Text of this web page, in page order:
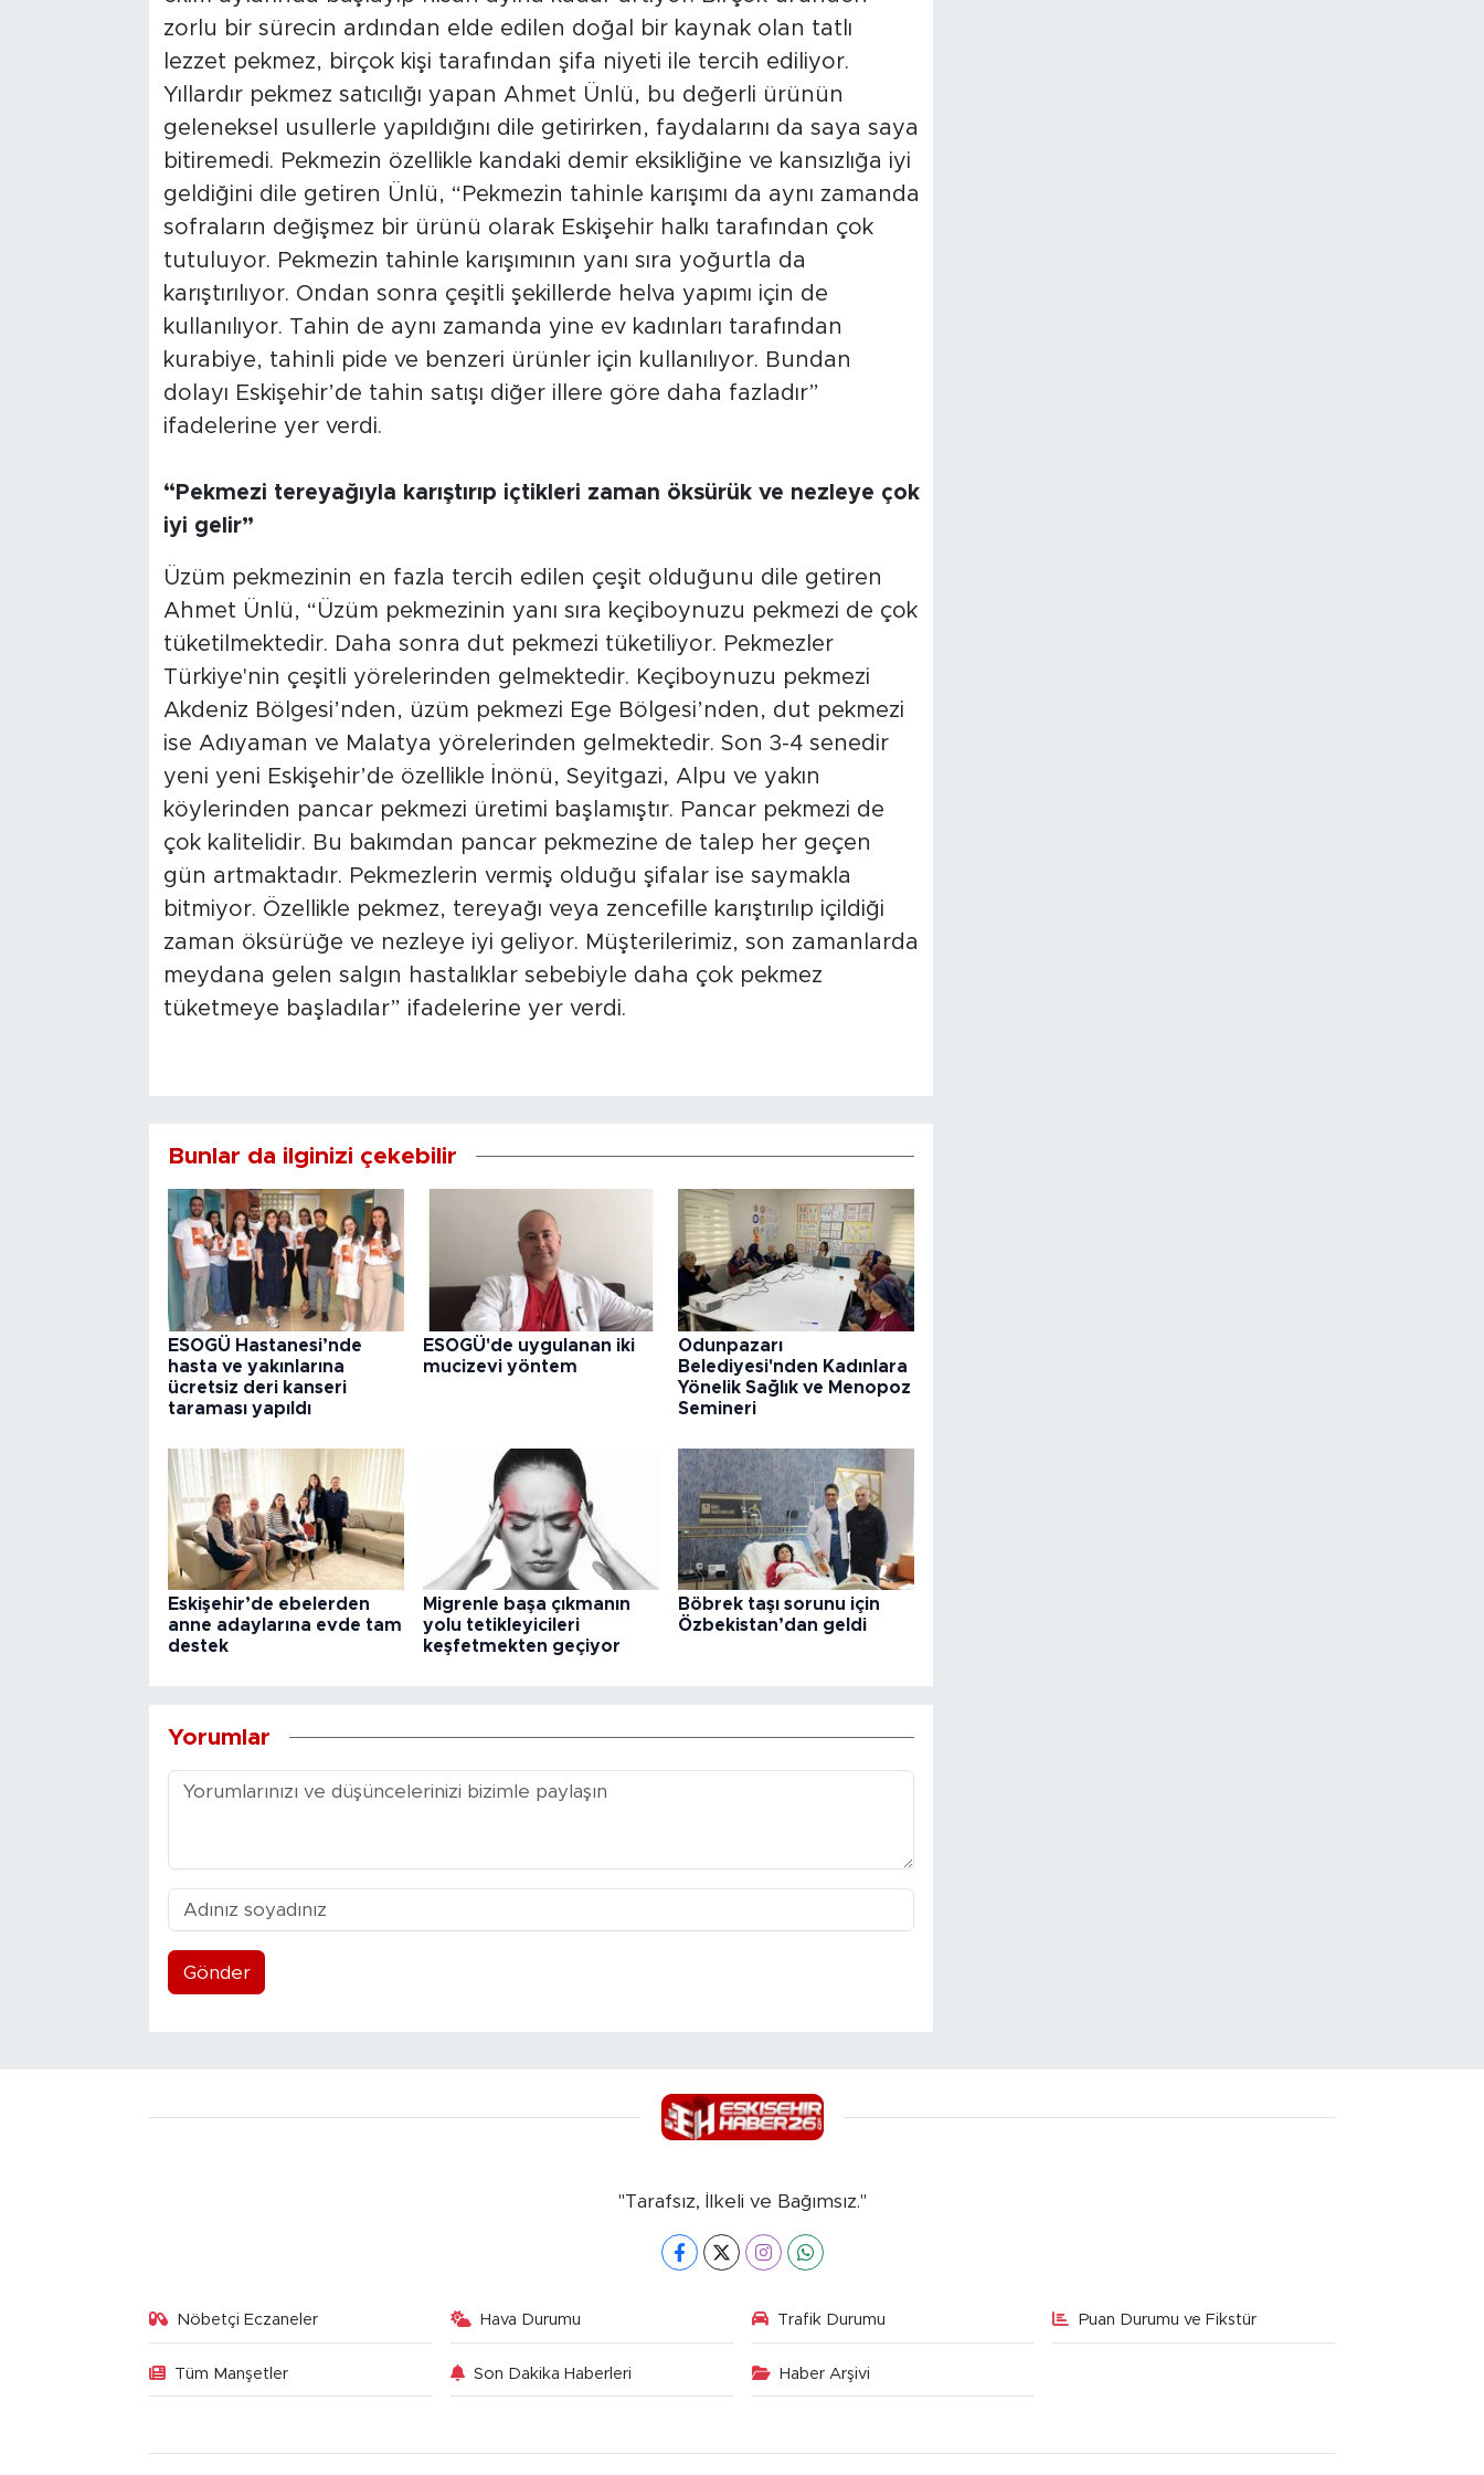
zorlu bir sürecin ardından elde edilen doğal bir kaynak olan tatlı
lezzet pekmez, birçok kişi tarafından şifa niyeti ile tercih ediliyor.
Yıllardır pekmez satıcılığı yapan Ahmet Ünlü, bu değerli ürünün
geleneksel usullerle yapıldığını dile getirirken, faydalarını da saya saya
bitiremedi. Pekmezin özellikle kandaki demir eksikliğine ve kansızlığa iyi
geldiğini dile getiren Ünlü, “Pekmezin tahinle karışımı da aynı zamanda
sofraların değişmez bir ürünü olarak Eskişehir halkı tarafından çok
tutuluyor. Pekmezin tahinle karışımının yanı sıra yoğurtla da
karıştırılıyor. Ondan sonra çeşitli şekillerde helva yapımı için de
kullanılıyor. Tahin de aynı zamanda yine ev kadınları tarafından
kurabiye, tahinli pide ve benzeri ürünler için kullanılıyor. Bundan
dolayı Eskişehir’de tahin satışı diğer illere göre daha fazladır”
ifadelerine yer verdi.
“Pekmezi tereyağıyla karıştırıp içtikleri zaman öksürük ve nezleye çok
iyi gelir”
Üzüm pekmezinin en fazla tercih edilen çeşit olduğunu dile getiren
Ahmet Ünlü, “Üzüm pekmezinin yanı sıra keçiboynuzu pekmezi de çok
tüketilmektedir. Daha sonra dut pekmezi tüketiliyor. Pekmezler
Türkiye'nin çeşitli yörelerinden gelmektedir. Keçiboynuzu pekmezi
Akdeniz Bölgesi’nden, üzüm pekmezi Ege Bölgesi’nden, dut pekmezi
ise Adıyaman ve Malatya yörelerinden gelmektedir. Son 3-4 senedir
yeni yeni Eskişehir’de özellikle İnönü, Seyitgazi, Alpu ve yakın
köylerinden pancar pekmezi üretimi başlamıştır. Pancar pekmezi de
çok kalitelidir. Bu bakımdan pancar pekmezine de talep her geçen
gün artmaktadır. Pekmezlerin vermiş olduğu şifalar ise saymakla
bitmiyor. Özellikle pekmez, tereyağı veya zencefille karıştırılıp içildiği
zaman öksürüğe ve nezleye iyi geliyor. Müşterilerimiz, son zamanlarda
meydana gelen salgın hastalıklar sebebiyle daha çok pekmez
tüketmeye başladılar” ifadelerine yer verdi.
Bunlar da ilginizi çekebilir
ESOGÜ Hastanesi’nde
hasta ve yakınlarına
ücretsiz deri kanseri
taraması yapıldı
ESOGÜ'de uygulanan iki
mucizevi yöntem
Odunpazarı
Belediyesi'nden Kadınlara
Yönelik Sağlık ve Menopoz
Semineri
Eskişehir’de ebelerden
anne adaylarına evde tam
destek
Migrenle başa çıkmanın
yolu tetikleyicileri
keşfetmekten geçiyor
Böbrek taşı sorunu için
Özbekistan’dan geldi
Yorumlar
Gönder
"Tarafsız, İlkeli ve Bağımsız."
Nöbetçi Eczaneler Hava Durumu Trafik Durumu Puan Durumu ve Fikstür
Tüm Manşetler Son Dakika Haberleri Haber Arşivi